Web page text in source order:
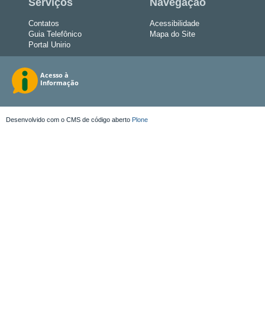
Contatos
Guia Telefônico
Portal Unirio
Acessibilidade
Mapa do Site
Desenvolvido com o CMS de código aberto Plone